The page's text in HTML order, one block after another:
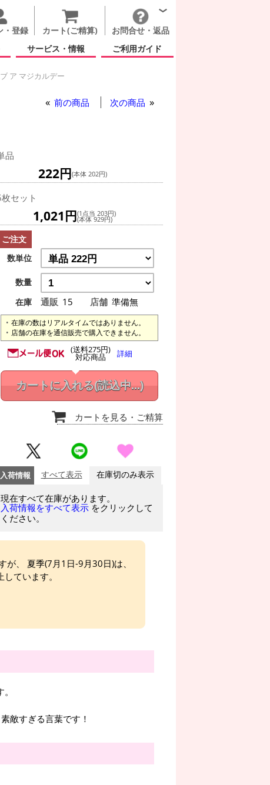
・登録 カート(ご精算)
お問合せ・返品
サービス・情報 ご利用ガイド
ア マジカルデー
前の商品 次の商品
品
222円(本体 202円)
セット
1,021円(1点当 203円)
(本体 929円)
ご注文
数単位
数量
在庫
通販 15 店舗 準備無
在庫の数はリアルタイムではありません。
店舗の在庫を通信販売で購入できません。
(送料275円)
対応商品 詳細
カートに入れる(読込中...)
カートを見る ・ご精算
入荷情報 すべて表示 在庫切のみ表示
現在すべて在庫があります。
入荷情報をすべて表示 をクリックして
ください。
が、 夏季(7月1日-9月30日)は、
ています。
敵すぎる言葉です！